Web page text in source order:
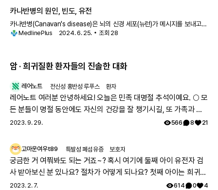
관리합니다. 물리 치료와 자세 변경은 구축 및 궤양의 위험을 줄이는 데
도움이 됩니다. 또한 환자의 앉는 자세를 개선하는 데 도움이 됩니다. 보
툴리눔 독소 주사는 경직을 치료하는 데 사용할 수 있습니다. 특수 교육
프로그램과 개입을 고려할 수 있습니다.
하 U-섬유를 피하고, 특유의 후두두정 피질하 백질 분포를 가집니다. 알
메타크로마틱 백질이영양증: 피질하 U-섬유를 피하고, 특유의 '나비' 패
턴을 가집니다. 펠리자우스-메르츠바허 병: 소뇌 위축과 관련이 있으며,
호랑이 무늬의 고강도 패턴, 일반적으로 피질하 U-섬유를 피합니다.
카나반병의 예후
심각한 질환의 경우, 예후는 매우 나쁩니다. 첫 번째 10년을 넘기기 어려
환자는 사춘기를 넘기며 평균 수명을 가질 수 있습니다.
카나반병의 합병증
지적 장애 운동 기술 부족 먹는 데 어려움 저긴장증 마비 실명 발작 사망
치료 결과 향상을 위한 의료팀 가이드
카나반병은 드문 치명적인 신경 질환으로, 신경과 전문의, 내과 전문의,
카나반병의 원인, 빈도, 유전
카나반병(Canavan's disease)은 뇌의 신경 세포(뉴런)가 메시지를 보내고
받는 능력을 손상시키는 드문 유전 질환입니다. 이 질환은
MedlinePlus 2024. 6. 25. 조회 28
암 · 희귀질환 환자들의 진솔한 대화
레어노트 전신성 홍반성 루푸스 환자
레어노트 여러분 안녕하세요! 오늘은 민족 대명절 추석이예요. 🌕 모
든 분들이 명절 동안에도 자신의 건강을 잘 챙기시길, 또 가족과 함
께 따뜻하고 행복한 시간 보내시길 레어노트팀이 기원하겠습니다!
2023. 9. 29. 566 8 21
고마운여우t89 특발성 폐섬유증 보호자
궁금한 거 여쭤봐도 되는 거죠~? 혹시 여기에 둘째 아이 유전자 검
사 받아보신 분 있나요? 절차가 어떻게 되나요? 첫째 아이는 희귀질
환 진단받았고, 당시에 애기 아빠랑 저랑 유전자 검사했는데 돌연변
2023. 2. 7. 614 0 4